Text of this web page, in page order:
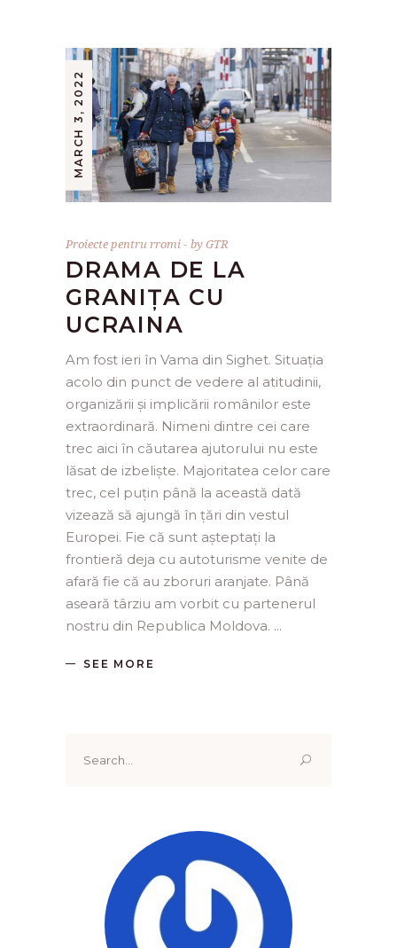
MARCH 3, 2022
Proiecte pentru rromi byGTR
DRAMA DE LA
GRANIȚA CU
UCRAINA
Am fost ieri în Vama din Sighet. Situația
acolo din punct de vedere al atitudinii,
organizării și implicării românilor este
extraordinară. Nimeni dintre cei care
trec aici în căutarea ajutorului nu este
lăsat de izbeliște. Majoritatea celor care
trec, cel puțin până la această dată
vizează să ajungă în țări din vestul
Europei. Fie că sunt așteptați la
frontieră deja cu autoturisme venite de
afară fie că au zboruri aranjate. Până
aseară târziu am vorbit cu partenerul
nostru din Republica Moldova.
SEE MORE
for: